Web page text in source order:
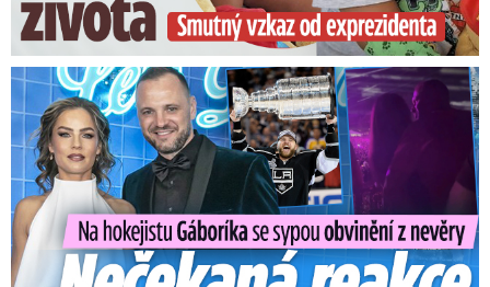
Na Gáboríka se sypou obvinění z nevěry: Reakce manželky!